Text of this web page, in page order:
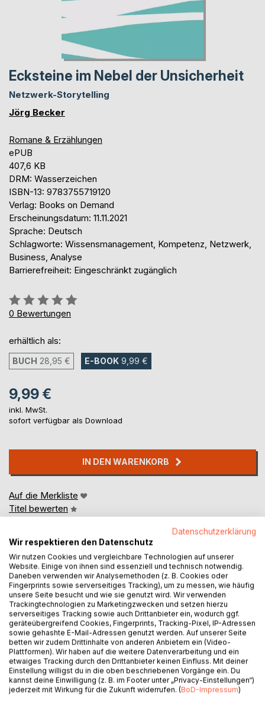
Ecksteine im Nebel der Unsicherheit
Netzwerk-Storytelling
Jörg Becker
Romane & Erzählungen
ePUB
407,6 KB
DRM: Wasserzeichen
ISBN-13: 9783755719120
Verlag: Books on Demand
Erscheinungsdatum: 11.11.2021
Sprache: Deutsch
Schlagworte: Wissensmanagement, Kompetenz, Netzwerk,
Business, Analyse
Barrierefreiheit: Eingeschränkt zugänglich
Bewertung::
0%
0 Bewertungen
erhältlich als:
BUCH 28,95 € E-BOOK 9,99 €
9,99 €
inkl. MwSt.
sofort verfügbar als Download
IN DEN WARENKORB
Auf die Merkliste
Titel bewerten
BESCHREIBUNG
Bei der Reduktion eines Überangebots an Informationen
sollte darüber Klarheit geschaffen werden, welche
Systemgrößen Ursachencharakter haben und welche den
Auswirkungen zuzuordnen wären. Die
Komplexitätsbedingungen könnten zunehmen, wenn die
Zugehörigkeit zu Ursache und Wirkung vielleicht im
Datenschutzerklärung
Wir respektieren den Datenschutz
Wir nutzen Cookies und vergleichbare Technologien auf unserer
Website. Einige von ihnen sind essenziell und technisch notwendig.
Daneben verwenden wir Analysemethoden (z. B. Cookies oder
Fingerprints sowie serverseitiges Tracking), um zu messen, wie häufig
unsere Seite besucht und wie sie genutzt wird. Wir verwenden
Trackingtechnologien zu Marketingzwecken und setzen hierzu
serverseitiges Tracking sowie auch Drittanbieter ein, wodurch ggf.
geräteübergreifend Cookies, Fingerprints, Tracking-Pixel, IP-Adressen
sowie gehashte E-Mail-Adressen genutzt werden. Auf unserer Seite
betten wir zudem Drittinhalte von anderen Anbietern ein (Video-
Plattformen). Wir haben auf die weitere Datenverarbeitung und ein
etwaiges Tracking durch den Drittanbieter keinen Einfluss. Mit deiner
Einstellung willigst du in die oben beschriebenen Vorgänge ein. Du
kannst deine Einwilligung (z. B. im Footer unter „Privacy-Einstellungen“)
jederzeit mit Wirkung für die Zukunft widerrufen. (BoD-Impressum)